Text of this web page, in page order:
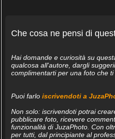
Che cosa ne pensi di
Hai domande e curiosità su
qualcosa all'autore, dargli
complimentarti per una foto che
Puoi farlo iscrivendoti a
Non solo: iscrivendoti potrai
pubblicare foto, ricevere
funzionalità di JuzaPhoto. Con
per tutti, dal principiante al